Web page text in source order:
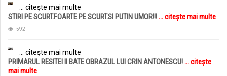
... citește mai multe
STIRI PE SCURT.FOARTE PE SCURT.SI PUTIN UMOR!!!... citește mai multe
592
... citește mai multe
PRIMARUL RESITEI II BATE OBRAZUL LUI CRIN ANTONESCU!... citește
mai multe